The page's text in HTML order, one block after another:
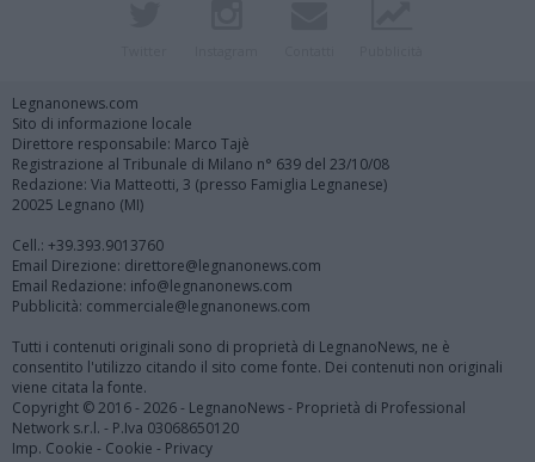
Legnanonews.com
Sito di informazione locale
Direttore responsabile: Marco Tajè
Registrazione al Tribunale di Milano n° 639 del 23/10/08
Redazione: Via Matteotti, 3 (presso Famiglia Legnanese)
20025 Legnano (MI)
Cell.: +39.393.9013760
Email Direzione: direttore@legnanonews.com
Email Redazione: info@legnanonews.com
Pubblicità: commerciale@legnanonews.com
Tutti i contenuti originali sono di proprietà di LegnanoNews, ne è
consentito l'utilizzo citando il sito come fonte. Dei contenuti non originali
viene citata la fonte.
Copyright © 2016 - 2026 - LegnanoNews - Proprietà di Professional
Network s.r.l. - P.Iva 03068650120
Imp. Cookie - Cookie - Privacy